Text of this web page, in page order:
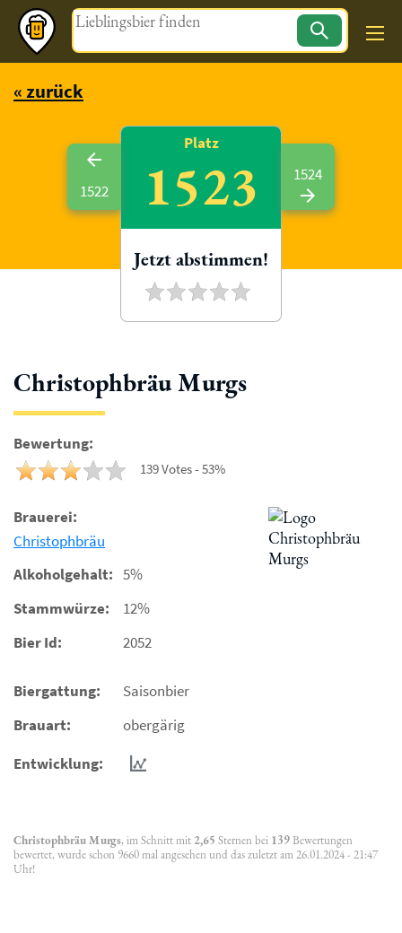
Magazin
« zurück
Christophbräu Murgs
Bewertung:
139 Votes - 53%
Brauerei:
Christophbräu
Alkoholgehalt: 5%
Stammwürze:
12%
Bier Id:
2052
Biergattung:
Saisonbier
Brauart:
obergärig
Entwicklung:
Christophbräu Murgs, im Schnitt mit 2,65 Sternen bei 139Bewertungen
bewertet, wurde schon 9660 mal angesehen und das zuletzt am 26.01.2024 - 21:47
Uhr!
1522
Platz
1523
Jetzt abstimmen!
1524